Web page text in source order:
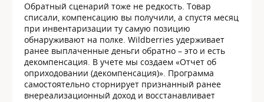
Обратный сценарий тоже не редкость. Товар
списали, компенсацию вы получили, а спустя месяц
при инвентаризации ту самую позицию
обнаруживают на полке. Wildberries удерживает
ранее выплаченные деньги обратно – это и есть
декомпенсация. В учете мы создаем «Отчет об
оприходовании (декомпенсация)». Программа
самостоятельно сторнирует признанный ранее
внереализационный доход и восстанавливает